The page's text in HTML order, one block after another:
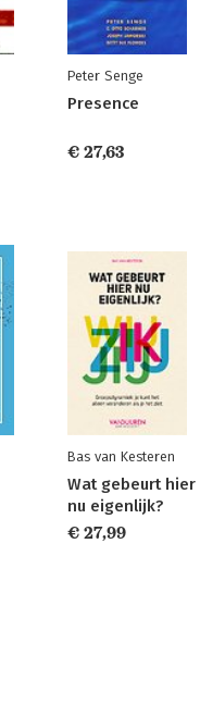
Peter Senge
Presence
€ 27,63
Bas van Kesteren
Wat gebeurt hier
nu eigenlijk?
€ 27,99